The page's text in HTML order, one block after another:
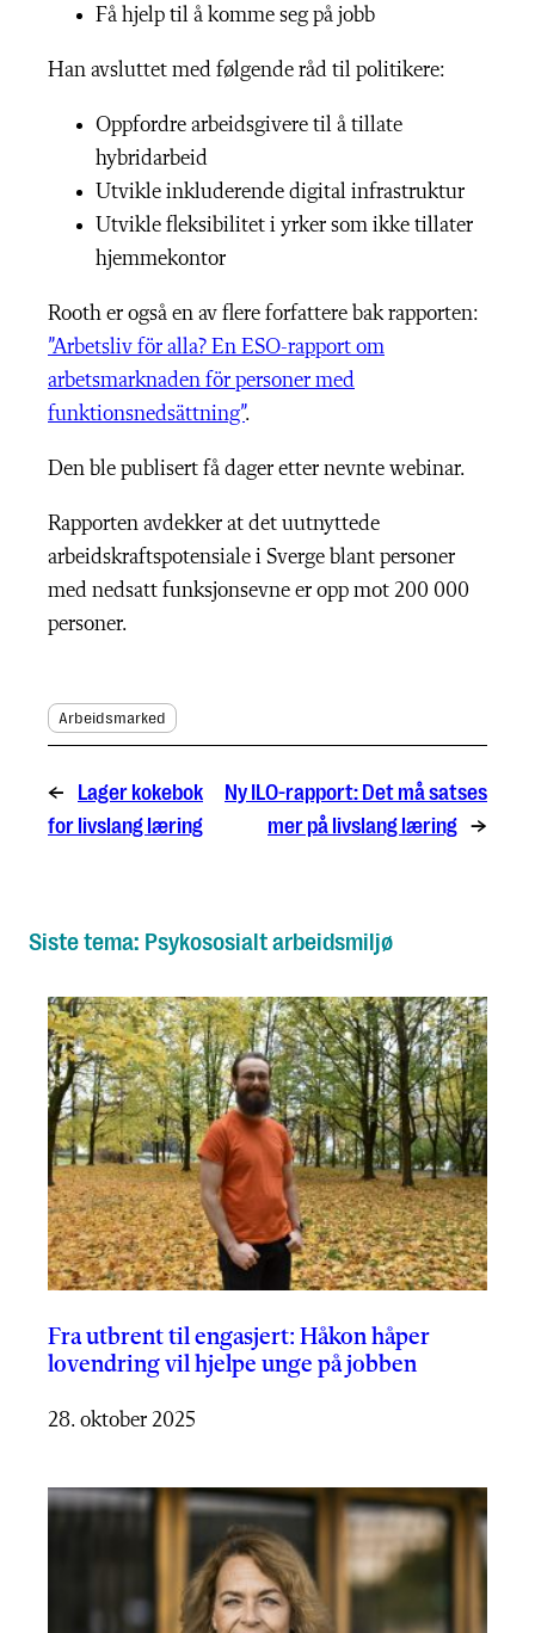
Få hjelp til å komme seg på jobb
Han avsluttet med følgende råd til politikere:
Oppfordre arbeidsgivere til å tillate
hybridarbeid
Utvikle inkluderende digital infrastruktur
Utvikle fleksibilitet i yrker som ikke tillater
hjemmekontor
Rooth er også en av flere forfattere bak rapporten:
”Arbetsliv för alla? En ESO-rapport om
arbetsmarknaden för personer med
funktionsnedsättning”.
Den ble publisert få dager etter nevnte webinar.
Rapporten avdekker at det uutnyttede
arbeidskraftspotensiale i Sverge blant personer
med nedsatt funksjonsevne er opp mot 200 000
personer.
Arbeidsmarked
←
Lager kokebok
for livslang læring
Ny ILO-rapport: Det må satses
mer på livslang læring →
Siste tema: Psykososialt arbeidsmiljø
Fra utbrent til engasjert: Håkon håper
lovendring vil hjelpe unge på jobben
28. oktober 2025